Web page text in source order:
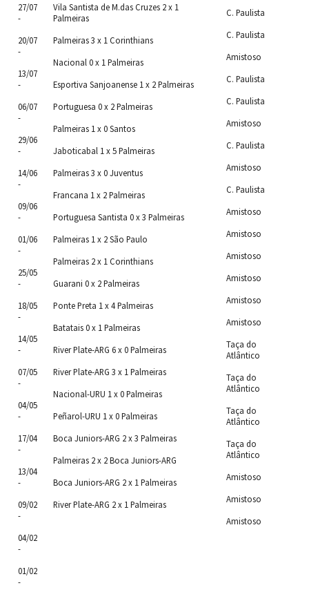
27/07
-
20/07
-
13/07
-
06/07
-
29/06
-
14/06
-
09/06
-
01/06
-
25/05
-
18/05
-
14/05
-
07/05
-
04/05
-
17/04
-
13/04
-
09/02
-
04/02
-
01/02
-
Vila Santista de M.das Cruzes 2 x 1
Palmeiras
Palmeiras 3 x 1 Corinthians
Nacional 0 x 1 Palmeiras
Esportiva Sanjoanense 1 x 2 Palmeiras
Portuguesa 0 x 2 Palmeiras
Palmeiras 1 x 0 Santos
Jaboticabal 1 x 5 Palmeiras
Palmeiras 3 x 0 Juventus
Francana 1 x 2 Palmeiras
Portuguesa Santista 0 x 3 Palmeiras
Palmeiras 1 x 2 São Paulo
Palmeiras 2 x 1 Corinthians
Guarani 0 x 2 Palmeiras
Ponte Preta 1 x 4 Palmeiras
Batatais 0 x 1 Palmeiras
River Plate-ARG 6 x 0 Palmeiras
River Plate-ARG 3 x 1 Palmeiras
Nacional-URU 1 x 0 Palmeiras
Peñarol-URU 1 x 0 Palmeiras
Boca Juniors-ARG 2 x 3 Palmeiras
Palmeiras 2 x 2 Boca Juniors-ARG
Boca Juniors-ARG 2 x 1 Palmeiras
River Plate-ARG 2 x 1 Palmeiras
C. Paulista
C. Paulista
Amistoso
C. Paulista
C. Paulista
Amistoso
C. Paulista
Amistoso
C. Paulista
Amistoso
Amistoso
Amistoso
Amistoso
Amistoso
Amistoso
Taça do
Atlântico
Taça do
Atlântico
Taça do
Atlântico
Taça do
Atlântico
Amistoso
Amistoso
Amistoso